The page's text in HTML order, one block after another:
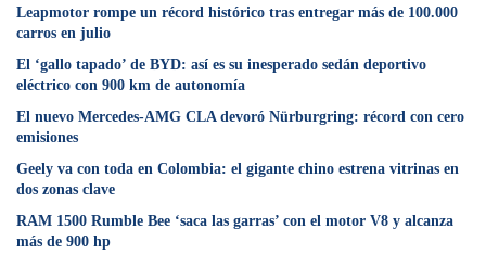
Leapmotor rompe un récord histórico tras entregar más de 100.000
carros en julio
El ‘gallo tapado’ de BYD: así es su inesperado sedán deportivo
eléctrico con 900 km de autonomía
El nuevo Mercedes-AMG CLA devoró Nürburgring: récord con cero
emisiones
Geely va con toda en Colombia: el gigante chino estrena vitrinas en
dos zonas clave
RAM 1500 Rumble Bee ‘saca las garras’ con el motor V8 y alcanza
más de 900 hp